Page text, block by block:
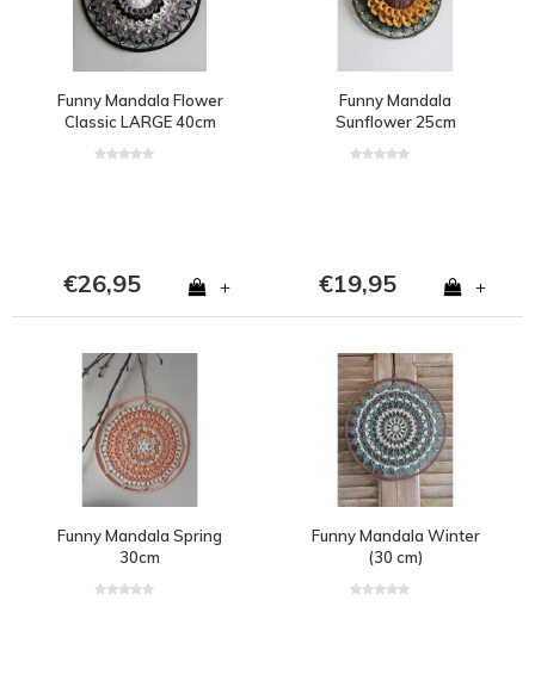
Funny Mandala Flower
Classic LARGE 40cm
€26,95 +
Funny Mandala
Sunflower 25cm
€19,95 +
Funny Mandala Spring
30cm
Funny Mandala Winter
(30 cm)